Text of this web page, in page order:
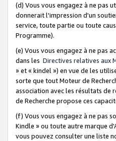
(d) Vous vous engagez à ne pas
donnerait l'impression d'un
service, toute partie ou toute
Programme).
(e) Vous vous engagez à ne pas
dans les Directives relatives aux
» et « kindel ») en vue de les
sorte que tout Moteur de
association avec les résultats de
de Recherche propose ces
(f) Vous vous engagez à ne pas
Kindle » ou toute autre marque
vous pouvez consulter une liste